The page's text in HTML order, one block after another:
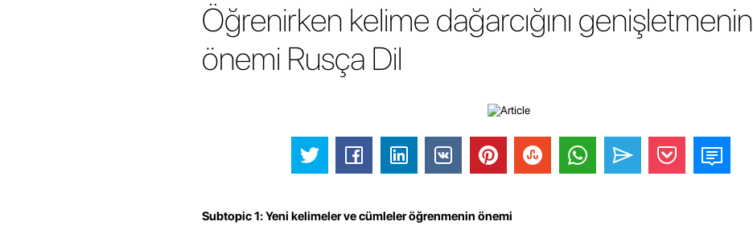
Öğrenirken kelime dağarcığını genişletmenin
önemi Rusça Dil
Subtopic 1: Yeni kelimeler ve cümleler öğrenmenin önemi